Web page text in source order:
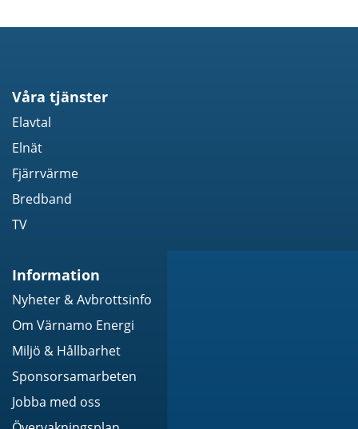
Våra tjänster
Elavtal
Elnät
Fjärrvärme
Bredband
TV
Information
Nyheter & Avbrottsinfo
Om Värnamo Energi
Miljö & Hållbarhet
Sponsorsamarbeten
Jobba med oss